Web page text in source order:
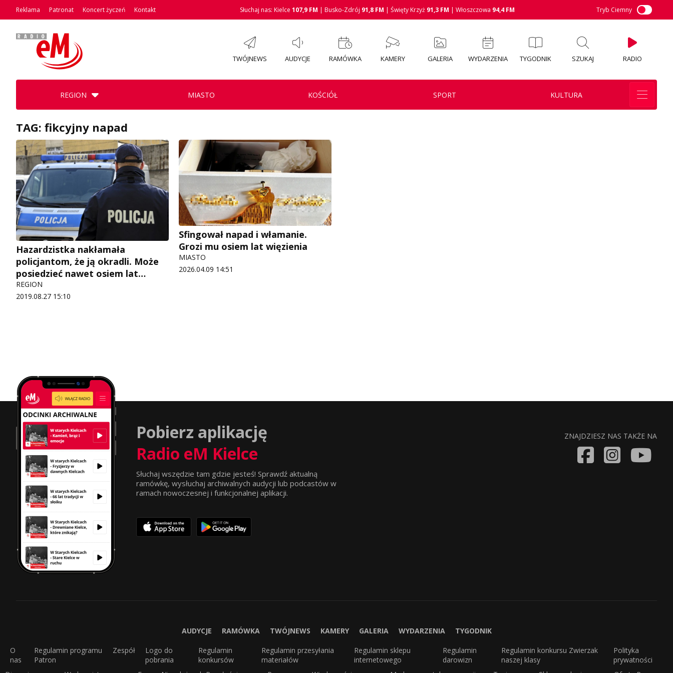
Reklama Patronat Koncert życzeń Kontakt Słuchaj nas: Kielce 107,9 FM | Busko-Zdrój 91,8 FM | Święty Krzyż 91,3 FM | Włoszczowa 94,4 FM Tryb Ciemny
TWÓJNEWS AUDYCJE RAMÓWKA KAMERY GALERIA WYDARZENIA TYGODNIK SZUKAJ RADIO
REGION MIASTO KOŚCIÓŁ SPORT KULTURA
TAG: fikcyjny napad
Hazardzistka nakłamała
policjantom, że ją okradli. Może
posiedzieć nawet osiem lat…
REGION
2019.08.27 15:10
Sfingował napad i włamanie.
Grozi mu osiem lat więzienia
MIASTO
2026.04.09 14:51
Pobierz aplikację
Radio eM Kielce
Słuchaj wszędzie tam gdzie jesteś! Sprawdź aktualną
ramówkę, wysłuchaj archiwalnych audycji lub podcastów w
ramach nowoczesnej i funkcjonalnej aplikacji.
ZNAJDZIESZ NAS TAKŻE NA
AUDYCJE RAMÓWKA TWÓJNEWS KAMERY GALERIA WYDARZENIA TYGODNIK
O
nas
Regulamin programu
Patron
Zespół
Logo do
pobrania
Regulamin
konkursów
Regulamin przesyłania
materiałów
Regulamin sklepu
internetowego
Regulamin
darowizn
Regulamin konkursu Zwierzak
naszej klasy
Polityka
prywatności